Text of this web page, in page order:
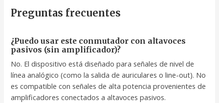
Preguntas frecuentes
¿Puedo usar este conmutador con altavoces
pasivos (sin amplificador)?
No. El dispositivo está diseñado para señales de nivel de
línea analógico (como la salida de auriculares o line-out). No
es compatible con señales de alta potencia provenientes de
amplificadores conectados a altavoces pasivos.